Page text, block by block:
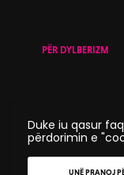
PËR DYLBERIZM
© 2020
Duke iu qasur
përdorimin e
UNË PRANOJ